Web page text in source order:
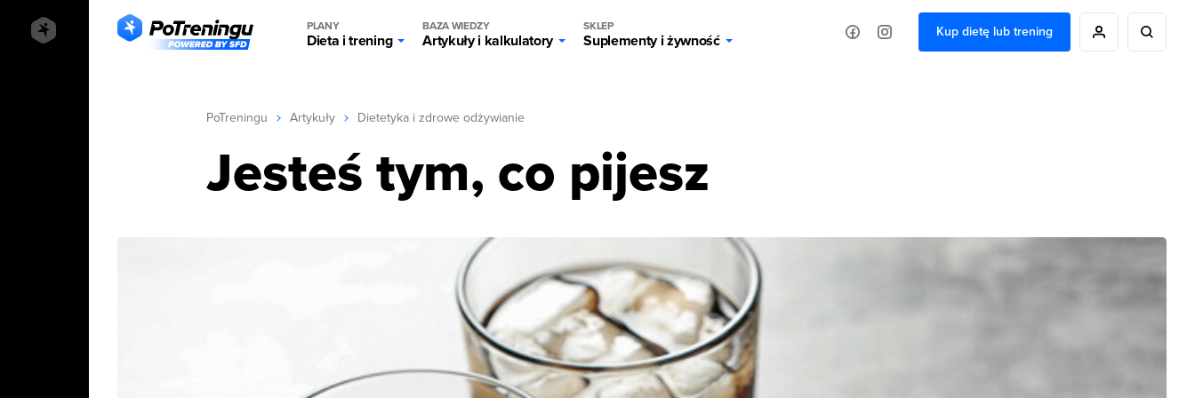
PLANY
Dieta i trening
BAZA WIEDZY
Artykuły i kalkulatory
SKLEP
Suplementy i żywność
Kup dietę lub trening
PoTreningu Artykuły Dietetyka i zdrowe odżywianie
Jesteś tym, co pijesz